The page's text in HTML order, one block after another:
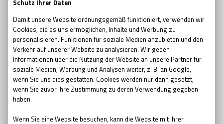
escape room movie
no escape room
escape room 2017
Ostern
Ostern in Bremen
Ostern in München
Ostern in Nürnberg
Teambuilding
Teambuilding Möglichkeiten Bremen
Teambuilding Möglichkeiten Nürnberg
Muttertag